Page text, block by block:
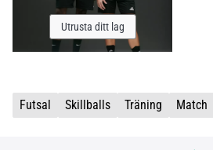
Utrusta ditt lag
Futsal Skillballs Träning Match